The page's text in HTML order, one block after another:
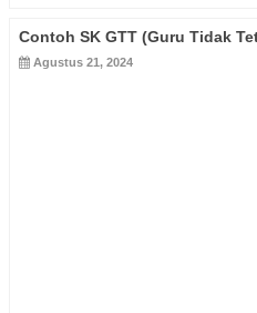
Contoh SK GTT (Guru Tidak
Agustus 21, 2024